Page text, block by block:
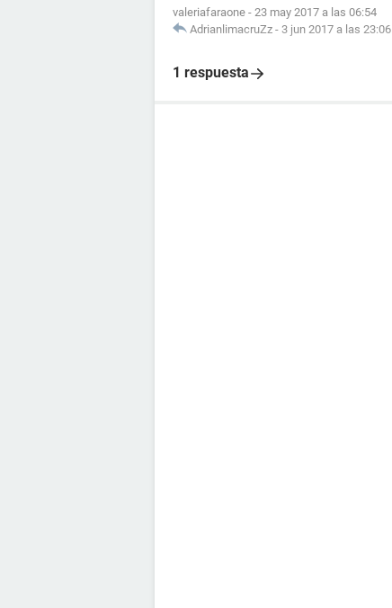
valeriafaraone - 23 may 2017 a las 06:54
AdrianlimacruZz - 3 jun 2017 a las 23:06
1 respuesta